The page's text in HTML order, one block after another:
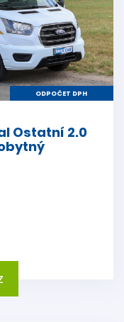
ODPOČET DPH
Ostatní 2.0